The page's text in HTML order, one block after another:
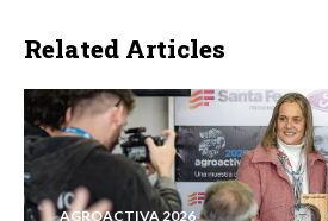
Related Articles
AGROACTIVA 2026